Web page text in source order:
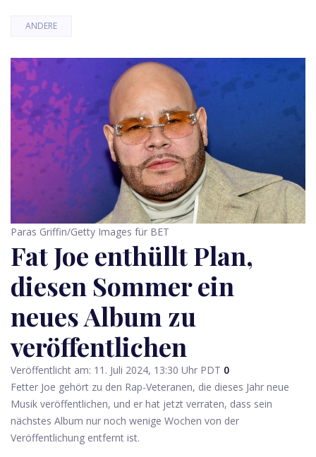
ANDERE
Paras Griffin/Getty Images für BET
Fat Joe enthüllt Plan,
diesen Sommer ein
neues Album zu
veröffentlichen
Veröffentlicht am: 11. Juli 2024, 13:30 Uhr PDT 0
Fetter Joe gehört zu den Rap-Veteranen, die dieses Jahr neue
Musik veröffentlichen, und er hat jetzt verraten, dass sein
nächstes Album nur noch wenige Wochen von der
Veröffentlichung entfernt ist.